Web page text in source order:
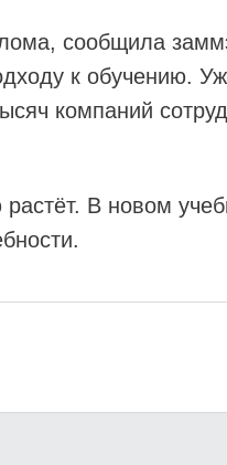
сообщила
к обучению.
компаний
В новом